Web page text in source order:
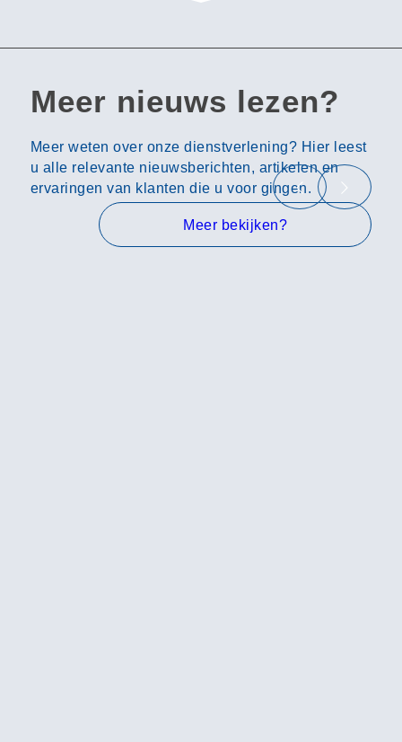
Meer nieuws lezen?
Meer weten over onze dienstverlening? Hier leest
u alle relevante nieuwsberichten, artikelen en
ervaringen van klanten die u voor gingen.
Meer bekijken?